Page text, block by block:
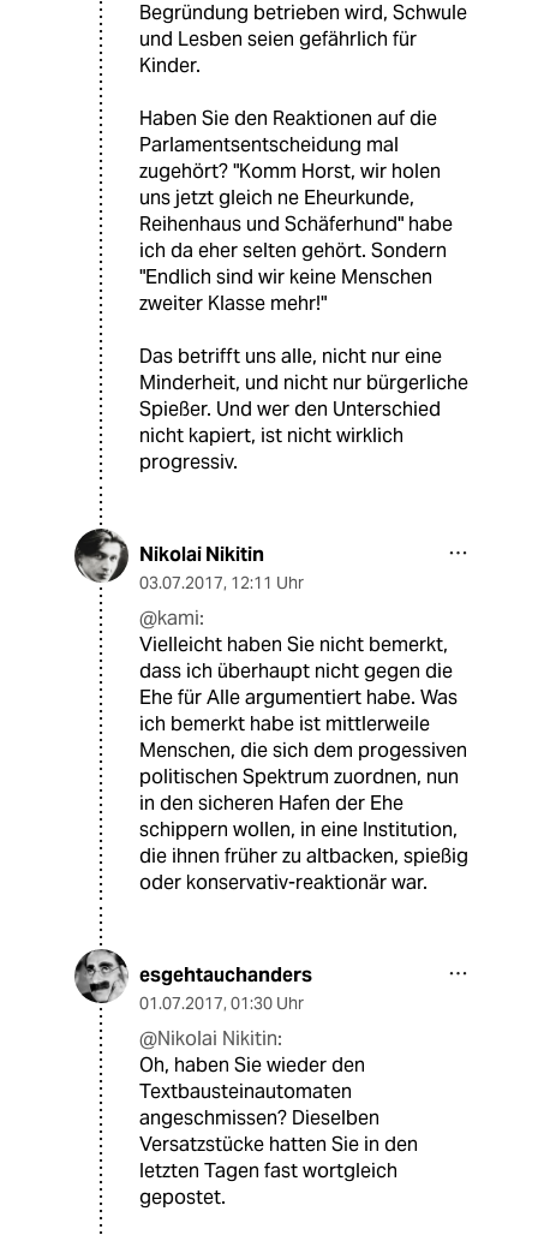
Begründung betrieben wird, Schwule
und Lesben seien gefährlich für
Kinder.
Haben Sie den Reaktionen auf die
Parlamentsentscheidung mal
zugehört? "Komm Horst, wir holen
uns jetzt gleich ne Eheurkunde,
Reihenhaus und Schäferhund" habe
ich da eher selten gehört. Sondern
"Endlich sind wir keine Menschen
zweiter Klasse mehr!"
Das betrifft uns alle, nicht nur eine
Minderheit, und nicht nur bürgerliche
Spießer. Und wer den Unterschied
nicht kapiert, ist nicht wirklich
progressiv.
Nikolai Nikitin
03.07.2017, 12:11 Uhr
@kami:
Vielleicht haben Sie nicht bemerkt,
dass ich überhaupt nicht gegen die
Ehe für Alle argumentiert habe. Was
ich bemerkt habe ist mittlerweile
Menschen, die sich dem progessiven
politischen Spektrum zuordnen, nun
in den sicheren Hafen der Ehe
schippern wollen, in eine Institution,
die ihnen früher zu altbacken, spießig
oder konservativ-reaktionär war.
esgehtauchanders
01.07.2017, 01:30 Uhr
@Nikolai Nikitin:
Oh, haben Sie wieder den
Textbausteinautomaten
angeschmissen? Dieselben
Versatzstücke hatten Sie in den
letzten Tagen fast wortgleich
gepostet.